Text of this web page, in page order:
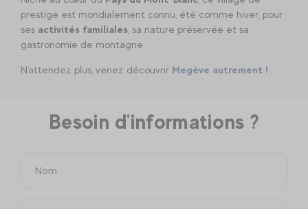
prestige est mondialement connu, été comme hiver, pour
ses activités familiales , sa nature préservée et sa
gastronomie de montagne.
N'attendez plus, venez découvrir Megève autrement !
Besoin d'informations ?